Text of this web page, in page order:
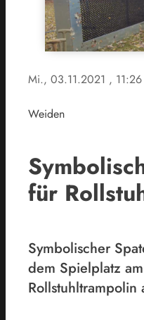
Mi., 03.11.2021 ,
Weiden
für
Symbolischer
dem Spielplatz
Rollstuhltrampolin